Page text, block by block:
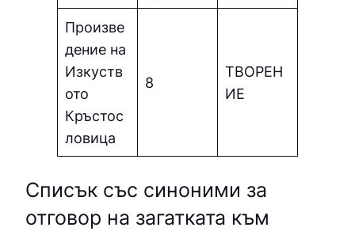
Произве
дение на
Изкуств
ото
Кръстос
ловица
8
ТВOPEН
ИE
Списък със синоними за
отговор на загатката към